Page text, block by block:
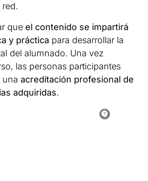
red.
que el contenido se impartirá
y práctica para desarrollar la
del alumnado. Una vez
las personas participantes
una acreditación profesional de
adquiridas.